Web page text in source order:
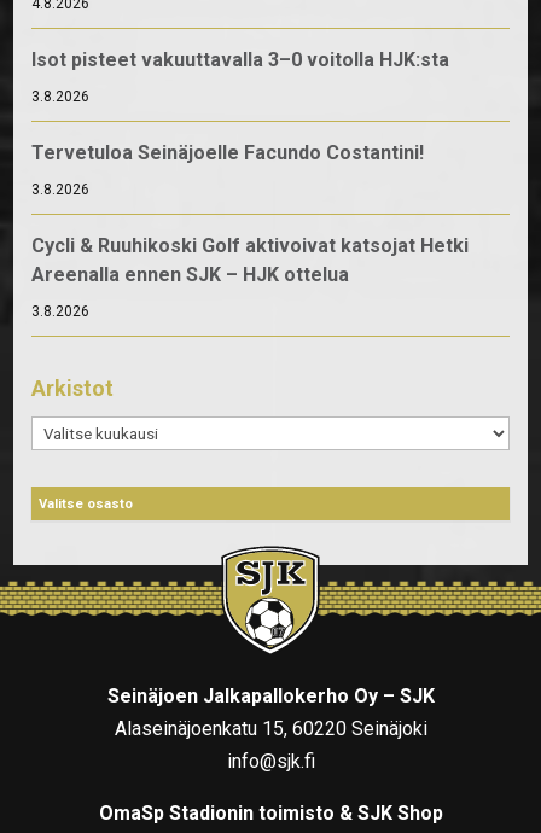
Isot pisteet vakuuttavalla 3–0 voitolla HJK:sta
3.8.2026
Tervetuloa Seinäjoelle Facundo Costantini!
3.8.2026
Cycli & Ruuhikoski Golf aktivoivat katsojat Hetki
Areenalla ennen SJK – HJK ottelua
3.8.2026
Arkistot
Arkistot
Seinäjoen Jalkapallokerho Oy – SJK
Alaseinäjoenkatu 15, 60220 Seinäjoki
info@sjk.fi
OmaSp Stadionin toimisto & SJK Shop